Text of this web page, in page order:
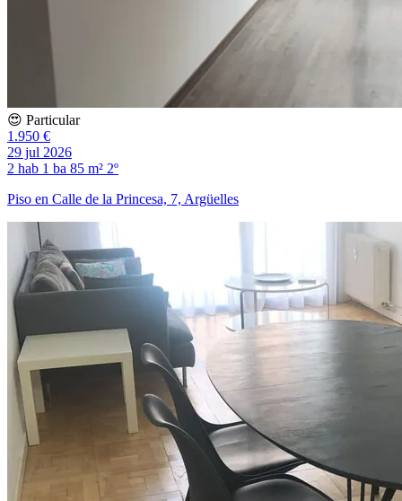
😍 Particular
1.950 €
29 jul 2026
2 hab 1 ba 85 m² 2º
Piso en Calle de la Princesa, 7, Argüelles